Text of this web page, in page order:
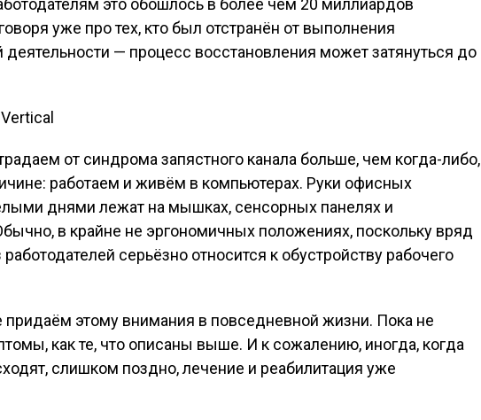
это обошлось в более чем 20 миллиардов
уже про тех, кто был отстранён от выполнения
— процесс восстановления может затянуться до
от синдрома запястного канала больше, чем когда-либо,
работаем и живём в компьютерах. Руки офисных
днями лежат на мышках, сенсорных панелях и
в крайне не эргономичных положениях, поскольку вряд
серьёзно относится к обустройству рабочего
этому внимания в повседневной жизни. Пока не
как те, что описаны выше. И к сожалению, иногда, когда
слишком поздно, лечение и реабилитация уже